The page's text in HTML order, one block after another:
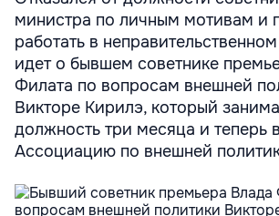
министра по личным мотивам и
работать в
идет о бывшем советнике
Филата по вопросам внешней
Викторе Кирилэ, который
должность три месяца и теперь
Ассоциацию по внешней